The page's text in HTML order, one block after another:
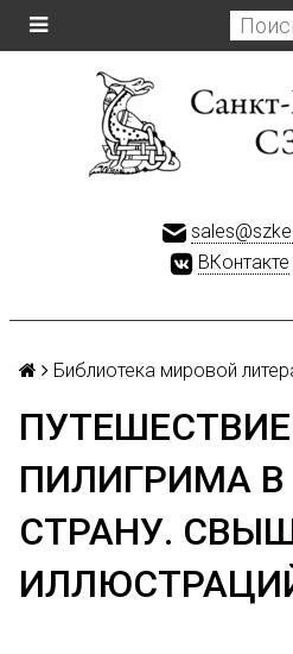
ВКонтакте
Библиотека мировой
ПУТЕШЕСТВИЕ
ПИЛИГРИМА
СТРАНУ.